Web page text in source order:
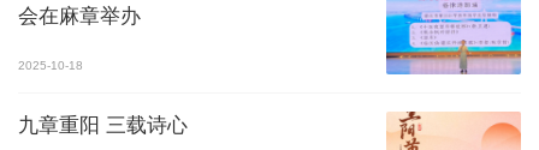
会在麻章举办
2025-10-18
九章重阳 三载诗心